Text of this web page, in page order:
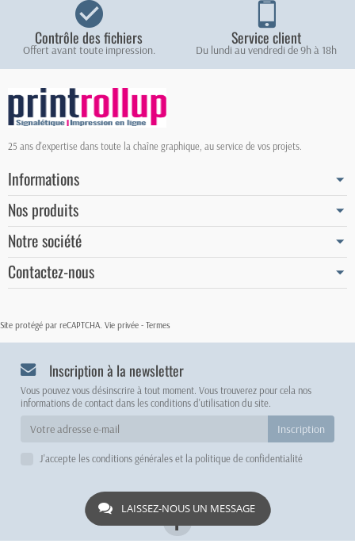
Contrôle des fichiers
Offert avant toute impression.
Service client
Du lundi au vendredi de 9h à 18h
25 ans d'expertise dans toute la chaîne graphique, au service de vos projets.
Informations
Nos produits
Notre société
Contactez-nous
Site protégé par reCAPTCHA. Vie privée - Termes
Inscription à la newsletter
Vous pouvez vous désinscrire à tout moment. Vous trouverez pour cela nos
informations de contact dans les conditions d'utilisation du site.
J'accepte les conditions générales et la politique de confidentialité
LAISSEZ-NOUS UN MESSAGE